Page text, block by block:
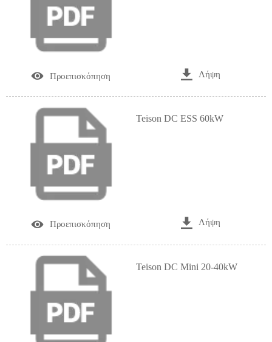
 Προεπισκόπηση  Λήψη
Teison DC ESS 60kW
 Προεπισκόπηση  Λήψη
Teison DC Mini 20-40kW